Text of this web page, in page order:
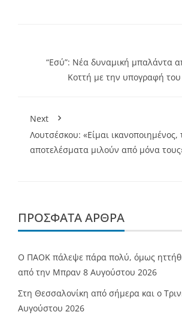
“Εσύ”: Νέα δυναμική μπαλάντα
Κοττή με την υπογραφή
Next
Λουτσέσκου: «Είμαι ικανοποιημένος,
αποτελέσματα μιλούν από μόνα
ΠΡΌΣΦΑΤΑ ΆΡΘΡΑ
Ο ΠΑΟΚ πάλεψε πάρα πολύ, όμως
από την Μπραν 8 Αυγούστου 2026
Στη Θεσσαλονίκη από σήμερα και ο
Αυγούστου 2026